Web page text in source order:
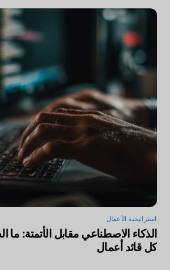
استراتيجية الأعمال
الذكاء الاصطناعي مقابل الأتمتة:
كل قائد أعمال